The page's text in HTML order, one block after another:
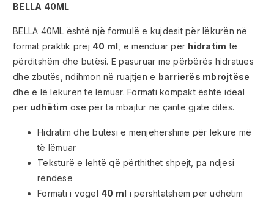
BELLA 40ML
BELLA 40ML është një formulë e kujdesit për lëkurën në
format praktik prej 40 ml , e menduar për hidratim të
përditshëm dhe butësi. E pasuruar me përbërës hidratues
dhe zbutës, ndihmon në ruajtjen e barrierës mbrojtëse
dhe e lë lëkurën të lëmuar. Formati kompakt është ideal
për udhëtim ose për ta mbajtur në çantë gjatë ditës.
Hidratim dhe butësi e menjëhershme për lëkurë më
të lëmuar
Teksturë e lehtë që përthithet shpejt, pa ndjesi
rëndese
Formati i vogël 40 ml i përshtatshëm për udhëtim